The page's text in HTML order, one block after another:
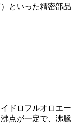
といった精密部品
ドロフルオロエー
点が一定で、沸騰